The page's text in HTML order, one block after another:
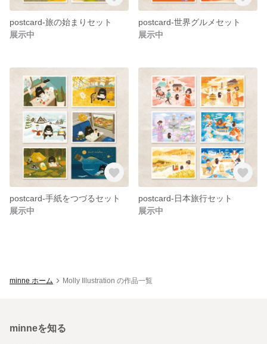
postcard-旅の始まりセット
展示中
postcard-世界グルメセット
展示中
postcard-手紙をつづるセット
展示中
postcard-日本旅行セット
展示中
minne ホーム Molly Illustration の作品一覧
minneを知る